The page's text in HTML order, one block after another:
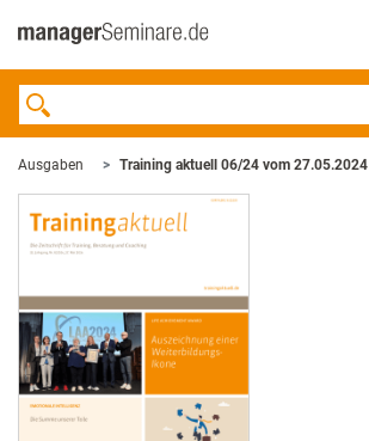
Ausgaben Training aktuell 06/24 vom 27.05.2024